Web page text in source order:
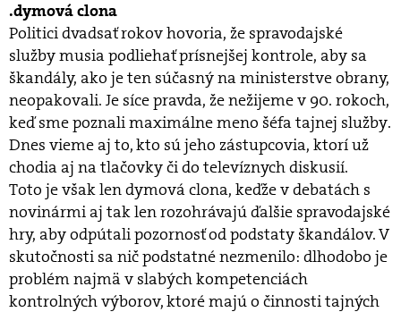
.dymová clona
Politici dvadsať rokov hovoria, že spravodajské
služby musia podliehať prísnejšej kontrole, aby sa
škandály, ako je ten súčasný na ministerstve obrany,
neopakovali. Je síce pravda, že nežijeme v 90. rokoch,
keď sme poznali maximálne meno šéfa tajnej služby.
Dnes vieme aj to, kto sú jeho zástupcovia, ktorí už
chodia aj na tlačovky či do televíznych diskusií.
Toto je však len dymová clona, keďže v debatách s
novinármi aj tak len rozohrávajú ďalšie spravodajské
hry, aby odpútali pozornosť od podstaty škandálov. V
skutočnosti sa nič podstatné nezmenilo: dlhodobo je
problém najmä v slabých kompetenciách
kontrolných výborov, ktoré majú o činnosti tajných